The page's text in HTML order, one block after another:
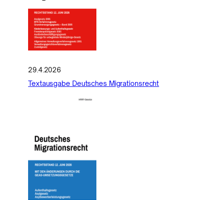
29.4.2026
Textausgabe Deutsches Migrationsrecht